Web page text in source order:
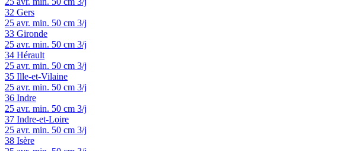
32 Gers
25 avr. min. 50 cm 3/j
33 Gironde
25 avr. min. 50 cm 3/j
34 Hérault
25 avr. min. 50 cm 3/j
35 Ille-et-Vilaine
25 avr. min. 50 cm 3/j
36 Indre
25 avr. min. 50 cm 3/j
37 Indre-et-Loire
25 avr. min. 50 cm 3/j
38 Isère